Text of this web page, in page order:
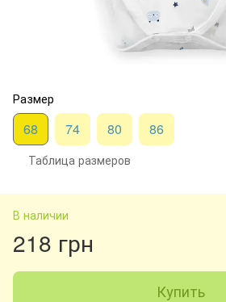
Размер
68 74 80 86
Таблица размеров
В наличии
218 грн
Купить